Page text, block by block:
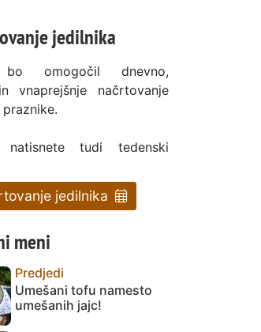
jedilnika
bo omogočil dnevno,
vnaprejšnje načrtovanje
tudi tedenski
jedilnika
meni
Predjedi
Umešani tofu namesto
umešanih jajc!